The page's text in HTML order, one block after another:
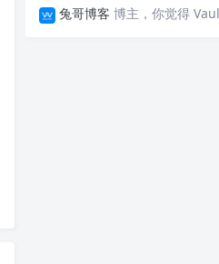
兔哥博客 博主，你觉得 Vaultwarden 与 1password 比哪个好用？我个人一